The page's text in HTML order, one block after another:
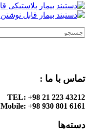
تماس با ما :
TEL: +98 21 223 43212
Mobile: +98 930 801 6161
دسته‌ها